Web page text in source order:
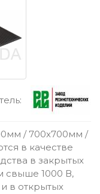
/ 700x700мм /
в качестве
в закрытых
свыше 1000 В,
в открытых